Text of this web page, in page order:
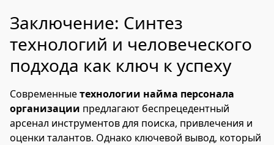
Заключение: Синтез
технологий и человеческого
подхода как ключ к успеху
Современныетехнологии найма персонала
организации предлагают беспрецедентный
арсенал инструментов для поиска, привлечения и
оценки талантов. Однако ключевой вывод, который